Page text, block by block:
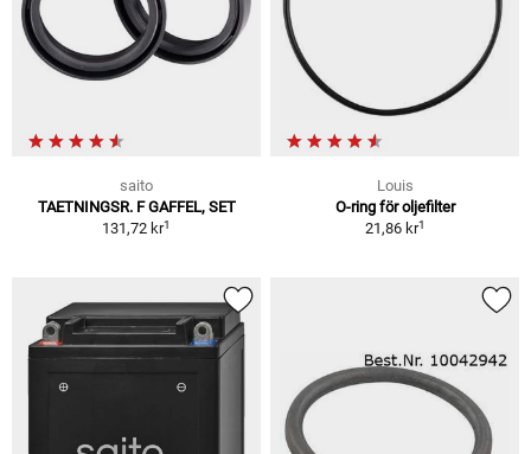
saito
TAETNINGSR. F GAFFEL, SET
131,72 kr1
Louis
O-ring för oljefilter
21,86 kr1